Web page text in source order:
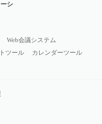
シ
Web会議システム
ツール
カレンダーツール